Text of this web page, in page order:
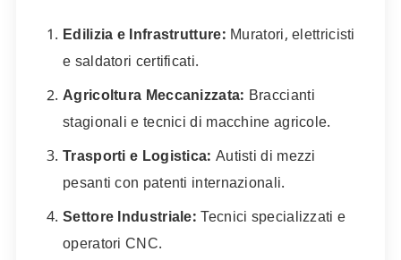
Edilizia e Infrastrutture:Muratori, elettricisti
e saldatori certificati.
Agricoltura Meccanizzata: Braccianti
stagionali e tecnici di macchine agricole.
Trasporti e Logistica:Autisti di mezzi
pesanti con patenti internazionali.
Settore Industriale:Tecnici specializzati e
operatori CNC.